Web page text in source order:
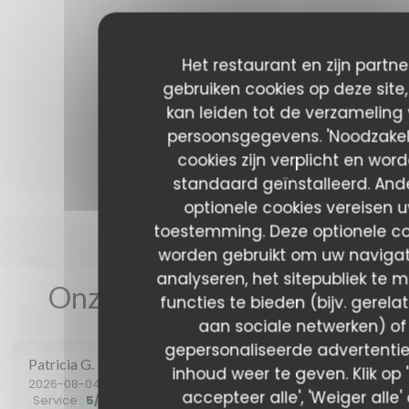
Het restaurant en zijn
gebruiken cookies op deze
kan leiden tot de verzameling
persoonsgegevens.
cookies zijn verplicht en
standaard geïnstalleerd.
optionele cookies vereisen
toestemming. Deze optionele
worden gebruikt om uw
analyseren, het sitepubliek te
functies te bieden (bijv.
aan sociale netwerken) of
gepersonaliseerde
inhoud weer te geven. Klik op
accepteer alle', 'Weiger alle'
Onze gastbeoordelingen
Patricia G
2026-08-04
- 12:30 - Gasten 2
Service : 5/5 5/5 Keuken: 5/5 Kwaliteit / Prijs: